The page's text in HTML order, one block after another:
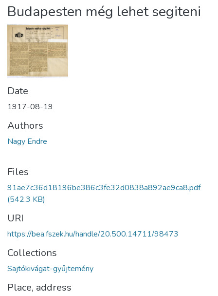
About us
Budapesten még lehet segiteni
Date
1917-08-19
Authors
Nagy Endre
Files
91ae7c36d18196be386c3fe32d0838a892ae9ca8.pdf
(542.3 KB)
URI
https://bea.fszek.hu/handle/20.500.14711/98473
Collections
Sajtókivágat-gyűjtemény
Place, address